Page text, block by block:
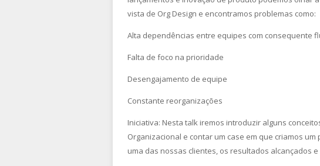
vista de Org Design e encontramos problemas como:
Alta dependências entre equipes com consequente
Falta de foco na prioridade
Desengajamento de equipe
Constante reorganizações
Iniciativa: Nesta talk iremos introduzir alguns
Organizacional e contar um case em que criamos
uma das nossas clientes, os resultados alcançados